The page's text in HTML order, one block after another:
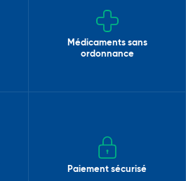
Médicaments sans
ordonnance
Paiement sécurisé